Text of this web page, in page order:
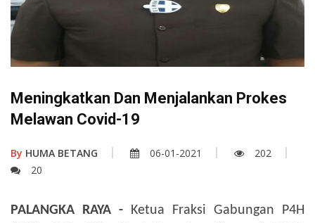
Meningkatkan Dan Menjalankan Prokes
Melawan Covid-19
By HUMA BETANG 06-01-2021
202
20
PALANGKA RAYA - Ketua Fraksi Gabungan P4H